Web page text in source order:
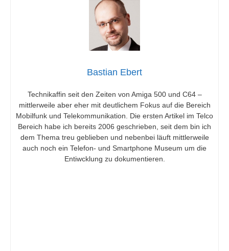
Bastian Ebert
Technikaffin seit den Zeiten von Amiga 500 und C64 –
mittlerweile aber eher mit deutlichem Fokus auf die Bereich
Mobilfunk und Telekommunikation. Die ersten Artikel im Telco
Bereich habe ich bereits 2006 geschrieben, seit dem bin ich
dem Thema treu geblieben und nebenbei läuft mittlerweile
auch noch ein Telefon- und Smartphone Museum um die
Entiwcklung zu dokumentieren.